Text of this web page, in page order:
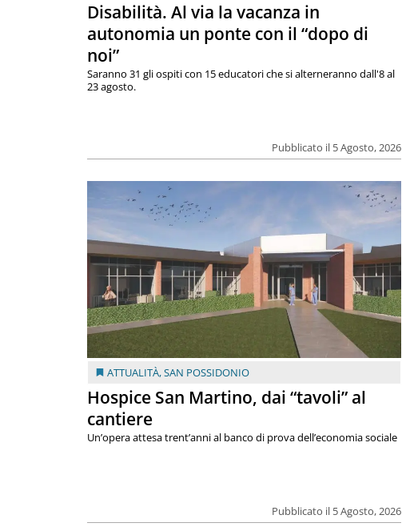
Disabilità. Al via la vacanza in
autonomia un ponte con il “dopo di
noi”
Pubblicato il 5 Agosto, 2026
Saranno 31 gli ospiti con 15 educatori che si alterneranno dall'8 al
23 agosto.
ATTUALITÀ,SAN POSSIDONIO
Hospice San Martino, dai “tavoli” al
cantiere
Pubblicato il 5 Agosto, 2026
Un’opera attesa trent’anni al banco di prova dell’economia sociale